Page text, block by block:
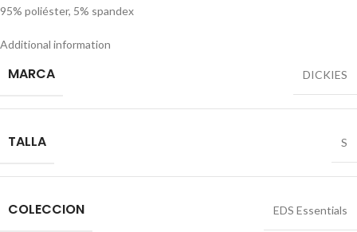
95% poliéster, 5% spandex
Additional information
MARCA DICKIES
TALLA S
COLECCION EDS Essentials